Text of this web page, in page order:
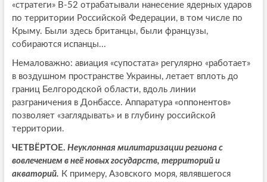
«стратеги» B-52 отрабатывали нанесение ядерных ударов
по территории Российской Федерации, в том числе по
Крыму. Были здесь британцы, были французы,
собираются испанцы...
Немаловажно: авиация «супостата» регулярно «работает»
в воздушном пространстве Украины, летает вплоть до
границ Белгородской области, вдоль линии
разграничения в Донбассе. Аппаратура «оппонентов»
позволяет «заглядывать» и в глубину российской
территории.
ЧЕТВЁРТОЕ. Неуклонная милитаризации региона с
вовлечением в неё новых государств, территорий и
акваторий. К примеру, Азовского моря, являвшегося